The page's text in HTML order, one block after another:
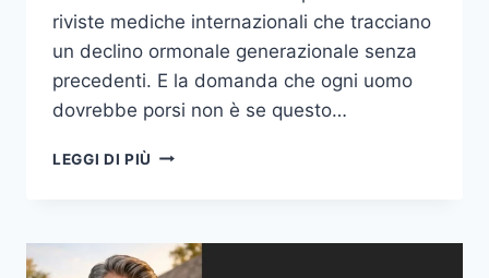
riviste mediche internazionali che tracciano
un declino ormonale generazionale senza
precedenti. E la domanda che ogni uomo
dovrebbe porsi non è se questo…
LEGGI DI PIÙ CAUSE
NELL’UOMO:
TUTTO